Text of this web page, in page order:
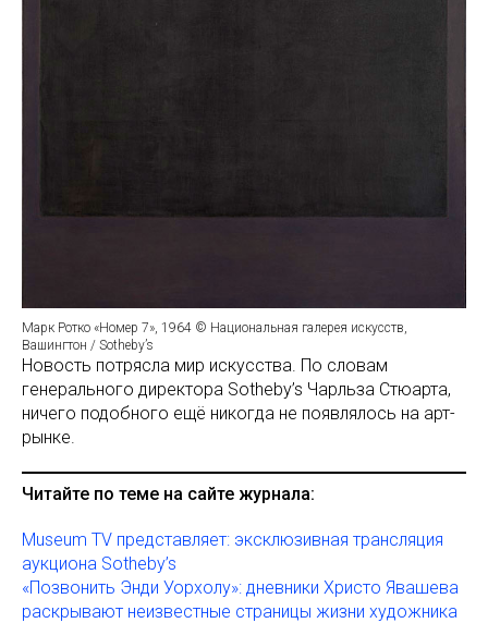
Марк Ротко «Номер 7», 1964 © Национальная галерея искусств,
Вашингтон / Sotheby’s
Новость потрясла мир искусства. По словам
генерального директора Sotheby’s Чарльза Стюарта,
ничего подобного ещё никогда не появлялось на арт-
рынке.
Читайте по теме на сайте журнала:
Museum TV представляет: эксклюзивная трансляция
аукциона Sotheby’s
«Позвонить Энди Уорхолу»: дневники Христо Явашева
раскрывают неизвестные страницы жизни художника